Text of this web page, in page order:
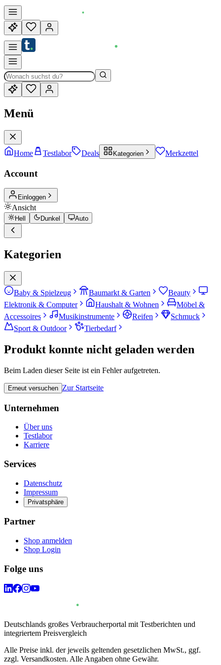
Menü
Home Testlabor Deals Kategorien Merkzettel
Account
Einloggen
Ansicht
Hell Dunkel Auto
Kategorien
Baby & Spielzeug Baumarkt & Garten
Beauty
Elektronik & Computer
Haushalt & Wohnen
Möbel &
Accessoires
Musikinstrumente Reifen
Schmuck
Sport & Outdoor
Tierbedarf
Produkt konnte nicht geladen werden
Beim Laden dieser Seite ist ein Fehler aufgetreten.
Erneut versuchen Zur Startseite
Unternehmen
Über uns
Testlabor
Karriere
Services
Datenschutz
Impressum
Privatsphäre
Partner
Shop anmelden
Shop Login
Folge uns
Deutschlands großes Verbraucherportal mit Testberichten und
integriertem Preisvergleich
Alle Preise inkl. der jeweils geltenden gesetzlichen MwSt., ggf.
zzgl. Versandkosten. Alle Angaben ohne Gewähr.